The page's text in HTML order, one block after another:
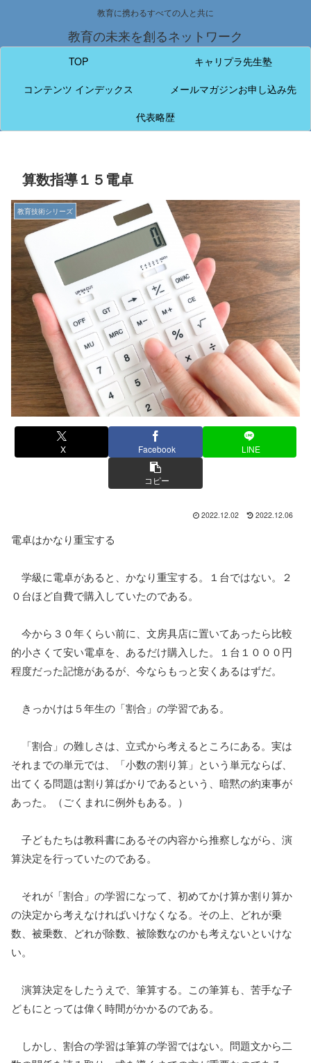
教育に携わるすべての人と共に
教育の未来を創るネットワーク
TOP
キャリプラ先生塾
コンテンツ インデックス
メールマガジンお申し込み先
代表略歴
算数指導１５電卓
教育技術シリーズ
X Facebook LINE
コピー
2022.12.02 2022.12.06
電卓はかなり重宝する
学級に電卓があると、かなり重宝する。１台ではない。２
０台ほど自費で購入していたのである。
今から３０年くらい前に、文房具店に置いてあったら比較
的小さくて安い電卓を、あるだけ購入した。１台１０００円
程度だった記憶があるが、今ならもっと安くあるはずだ。
きっかけは５年生の「割合」の学習である。
「割合」の難しさは、立式から考えるところにある。実は
それまでの単元では、「小数の割り算」という単元ならば、
出てくる問題は割り算ばかりであるという、暗黙の約束事が
あった。（ごくまれに例外もある。）
子どもたちは教科書にあるその内容から推察しながら、演
算決定を行っていたのである。
それが「割合」の学習になって、初めてかけ算か割り算か
の決定から考えなければいけなくなる。その上、どれが乗
数、被乗数、どれが除数、被除数なのかも考えないといけな
い。
演算決定をしたうえで、筆算する。この筆算も、苦手な子
どもにとっては偉く時間がかかるのである。
しかし、割合の学習は筆算の学習ではない。問題文から二